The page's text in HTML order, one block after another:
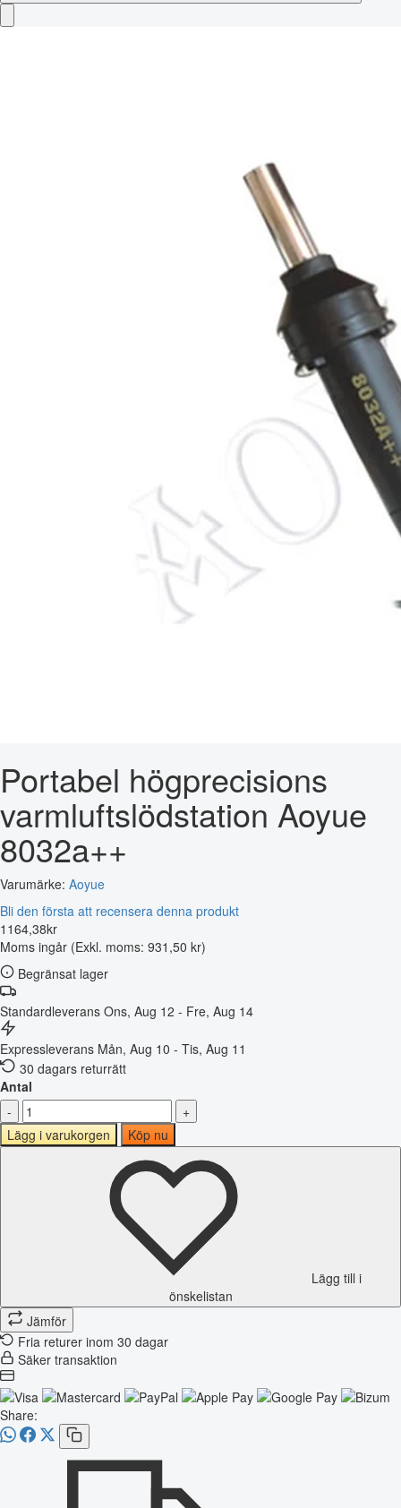
Portabel högprecisions
varmluftslödstation Aoyue
8032a++
Varumärke: Aoyue
Bli den första att recensera denna produkt
1164,38kr
Moms ingår (Exkl. moms: 931,50 kr)
Begränsat lager
Standardleverans Ons, Aug 12 - Fre, Aug 14
Expressleverans Mån, Aug 10 - Tis, Aug 11
30 dagars returrätt
Antal
-
+
Lägg i varukorgen
Köp nu
Lägg till i
önskelistan
Jämför
Fria returer inom 30 dagar
Säker transaktion
Share: